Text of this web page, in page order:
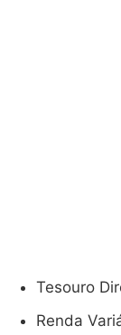
Tesouro
Renda